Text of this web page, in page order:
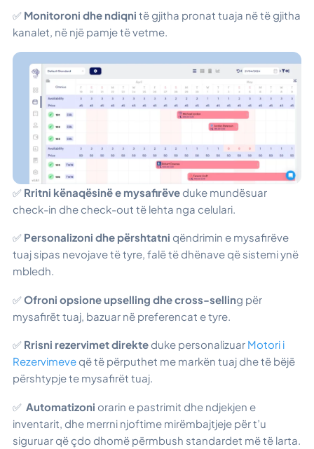
✅ Monitoroni dhe ndiqni të gjitha pronat tuaja në të gjitha
kanalet, në një pamje të vetme.
✅ Rritni kënaqësinë e mysafirëve duke mundësuar
check-in dhe check-out të lehta nga celulari.
✅ Personalizoni dhe përshtatni qëndrimin e mysafirëve
tuaj sipas nevojave të tyre, falë të dhënave që sistemi ynë
mbledh.
✅Ofroni opsione upselling dhe cross-selling për
mysafirët tuaj, bazuar në preferencat e tyre.
✅ Rrisni rezervimet direkte duke personalizuar Motori i
Rezervimeve që të përputhet me markën tuaj dhe të bëjë
përshtypje te mysafirët tuaj.
✅ Automatizoni orarin e pastrimit dhe ndjekjen e
inventarit, dhe merrni njoftime mirëmbajtjeje për t’u
siguruar që çdo dhomë përmbush standardet më të larta.